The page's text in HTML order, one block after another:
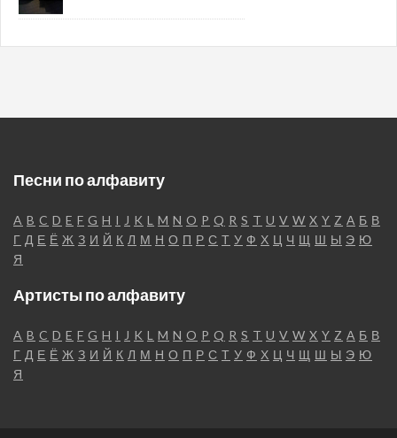
Песни по алфавиту
A B C D E F G H I J K L M N O P Q R S T U V W X Y Z А Б В
Г Д Е Ё Ж З И Й К Л М Н О П Р С Т У Ф Х Ц Ч Щ Ш Ы Э Ю
Я
Артисты по алфавиту
A B C D E F G H I J K L M N O P Q R S T U V W X Y Z А Б В
Г Д Е Ё Ж З И Й К Л М Н О П Р С Т У Ф Х Ц Ч Щ Ш Ы Э Ю
Я